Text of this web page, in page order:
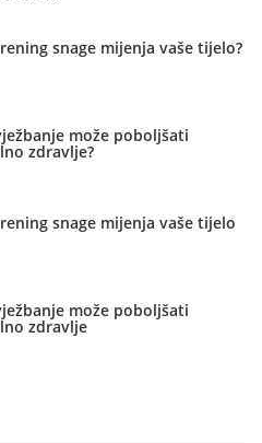
snage mijenja vaše tijelo?
može poboljšati
zdravlje?
snage mijenja vaše tijelo
može poboljšati
zdravlje